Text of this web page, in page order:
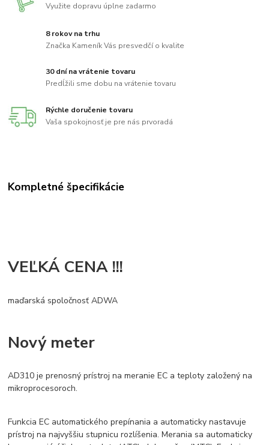
Využite dopravu úplne zadarmo
8 rokov na trhu
Značka Kameník Vás presvedčí o kvalite
30 dní na vrátenie tovaru
Predĺžili sme dobu na vrátenie tovaru
Rýchle doručenie tovaru
Vaša spokojnosť je pre nás prvoradá
Kompletné špecifikácie
VEĽKÁ CENA !!!
maďarská spoločnosť ADWA
Nový meter
AD310 je prenosný prístroj na meranie EC a teploty založený na
mikroprocesoroch.
Funkcia EC automatického prepínania a automaticky nastavuje
prístroj na najvyššiu stupnicu rozlíšenia. Merania sa automaticky